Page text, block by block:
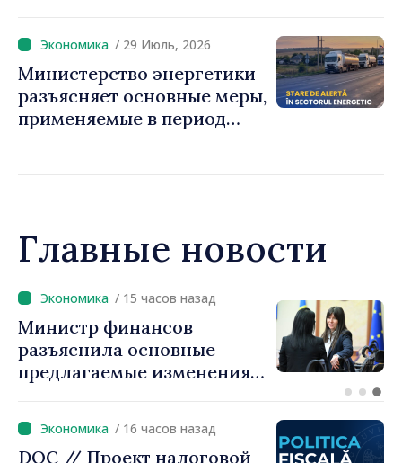
/ 29 Июль, 2026
Министерство энергетики
разъясняет основные меры,
применяемые в период
Главные новости
/ 14 часов назад
Премьер-министр Василе
Тофан провёл телефонный
разговор с болгарским
Радевым
/ 16 часов назад
DOC // Проект налоговой